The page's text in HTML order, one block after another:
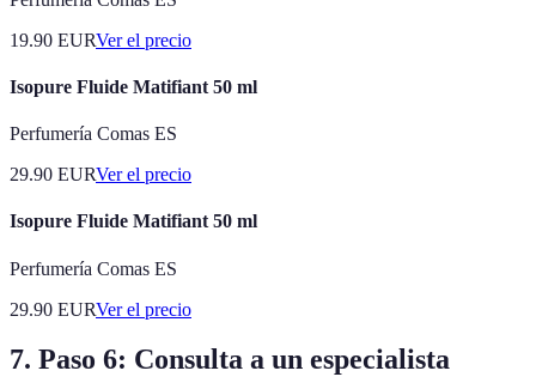
19.90 EURVer el precio
Isopure Fluide Matifiant 50 ml
Perfumería Comas ES
29.90 EURVer el precio
Isopure Fluide Matifiant 50 ml
Perfumería Comas ES
29.90 EURVer el precio
7. Paso 6: Consulta a un especialista